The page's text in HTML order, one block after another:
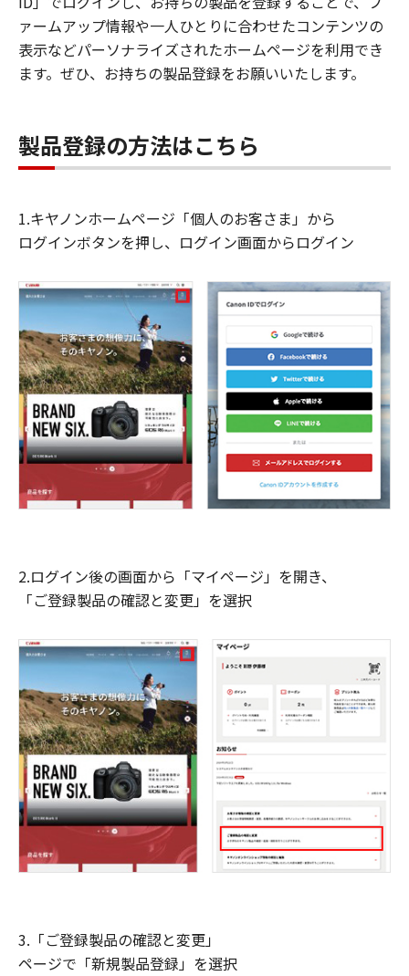
ァームアップ情報や一人ひとりに合わせたコンテンツの
表示などパーソナライズされたホームページを利用でき
ます。ぜひ、お持ちの製品登録をお願いいたします。
製品登録の方法はこちら
1.キヤノンホームページ「個人のお客さま」から
ログインボタンを押し、ログイン画面からログイン
2.ログイン後の画面から「マイページ」を開き、
「ご登録製品の確認と変更」を選択
3.「ご登録製品の確認と変更」
ページで「新規製品登録」を選択